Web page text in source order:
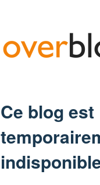
Ce blog est